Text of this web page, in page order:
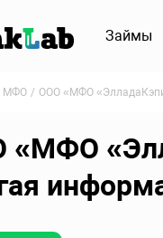
Займы
МФО ООО «МФО